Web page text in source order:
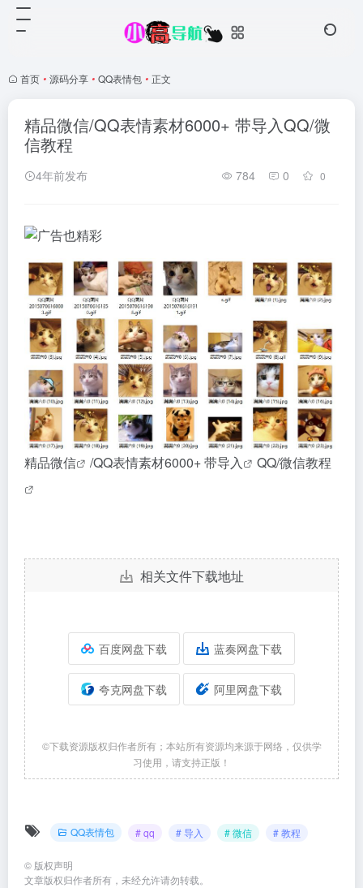
首页 • 源码分享 • QQ表情包 • 正文
精品微信/QQ表情素材6000+ 带导入QQ/微
信教程
4年前发布 784 0 0
精品微信 /QQ表情素材6000+ 带导入 QQ/微信教程
相关文件下载地址
百度网盘下载 蓝奏网盘下载
夸克网盘下载 阿里网盘下载
©下载资源版权归作者所有；本站所有资源均来源于网络，仅供学
习使用，请支持正版！
QQ表情包 # qq # 导入 # 微信 # 教程
© 版权声明
文章版权归作者所有，未经允许请勿转载。